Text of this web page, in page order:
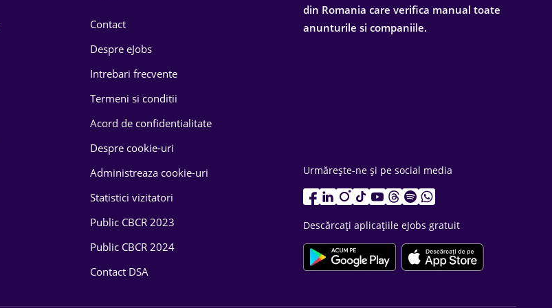
Contact
Despre eJobs
Intrebari frecvente
Termeni si conditii
Acord de confidentialitate
Despre cookie-uri
Administreaza cookie-uri
Statistici vizitatori
Public CBCR 2023
Public CBCR 2024
Contact DSA
din Romania care verifica manual toate
anunturile si companiile.
Urmărește-ne și pe social media
Descărcați aplicațiile eJobs gratuit